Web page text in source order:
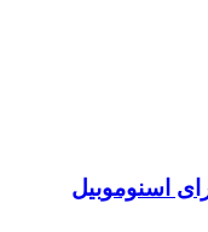
اسنوموبیل